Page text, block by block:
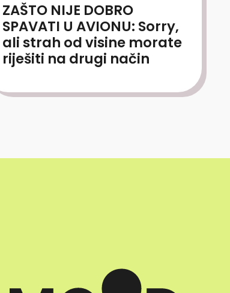
ZAŠTO NIJE DOBRO
SPAVATI U AVIONU: Sorry,
ali strah od visine morate
riješiti na drugi način